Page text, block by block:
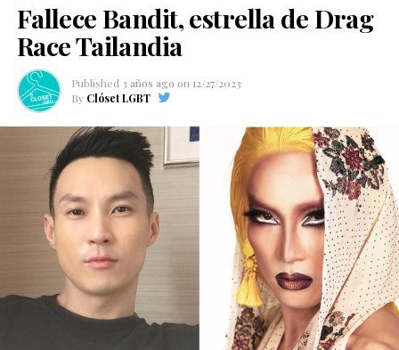
Fallece Bandit, estrella de Drag
Race Tailandia
Published 3 años ago on 12/27/2023
By Clóset LGBT